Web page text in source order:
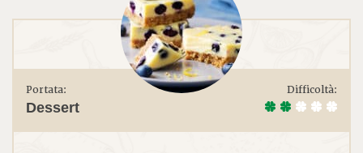
Portata:
Dessert
Difficoltà: